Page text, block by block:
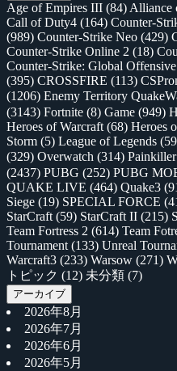
Age of Empires III (84) Alliance
Call of Duty4 (164) Counter-
(989) Counter-Strike Neo (429)
Counter-Strike Online 2 (18)
Counter-Strike: Global Offensive
(395) CROSSFIRE (113)
(1206) Enemy Territory
(3143) Fortnite (8) Game (949)
Heroes of Warcraft (68) Heroes
Storm (5) League of Legends
(329) Overwatch (314) Painkiller
(2437) PUBG (252) PUBG
QUAKE LIVE (464) Quake3
Siege (19) SPECIAL FORCE
StarCraft (59) StarCraft II (215)
Team Fortress 2 (614) Team
Tournament (133) Unreal
Warcraft3 (233) Warsow (271)
トピック (12) 未分類 (7)
アーカイブ
2026年8月
2026年7月
2026年6月
2026年5月